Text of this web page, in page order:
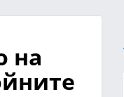
на